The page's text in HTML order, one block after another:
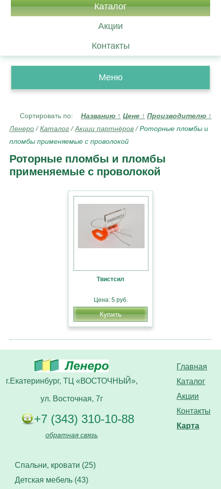
Каталог
Акции
Контакты
Меню
Сортировать по: Названию ↑ Цене ↑ Производителю ↑
Ленеро /Каталог /Акции партнёров /Роторные пломбы и
пломбы применяемые с проволокой
Роторные пломбы и пломбы
применяемые с проволокой
Твистсил
Цена: 5 руб.
Купить
Главная
Каталог
Акции
Контакты
Карта
г.Екатеринбург, ТЦ «ВОСТОЧНЫЙ»,
ул. Восточная, 7г
+7 (343) 310-10-88
обратная связь
Спальни, кровати (25)
Детская мебель (43)